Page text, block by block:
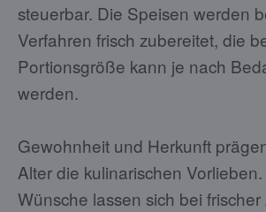
steuerbar. Die Speisen werden
Verfahren frisch zubereitet, die
Portionsgröße kann je nach
werden.
Gewohnheit und Herkunft
Alter die kulinarischen
Wünsche lassen sich bei